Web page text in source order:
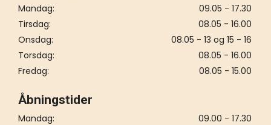
Mandag:
09.05 - 17.30
Tirsdag:
08.05 - 16.00
Onsdag:
08.05 - 13 og 15 - 16
Torsdag:
08.05 - 16.00
Fredag:
08.05 - 15.00
Åbningstider
Mandag:
09.00 - 17.30